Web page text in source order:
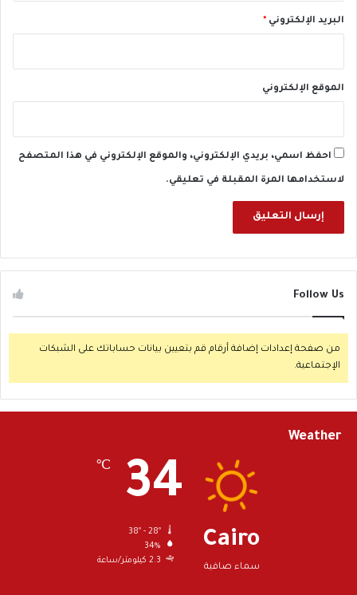
ي
ع
ي
"
البريد الإلكتروني *
الموقع الإلكتروني
احفظ اسمي، بريدي الإلكتروني، والموقع الإلكتروني في هذا المتصفح
لاستخدامها المرة المقبلة في تعليقي.
Follow Us
من صفحة إعدادات إضافة أرقام قم بتعيين بيانات حساباتك على الشبكات
الإجتماعية.
Weather
Cairo
سماء صافية
34
℃
34%
2.3 كيلومتر/ساعة